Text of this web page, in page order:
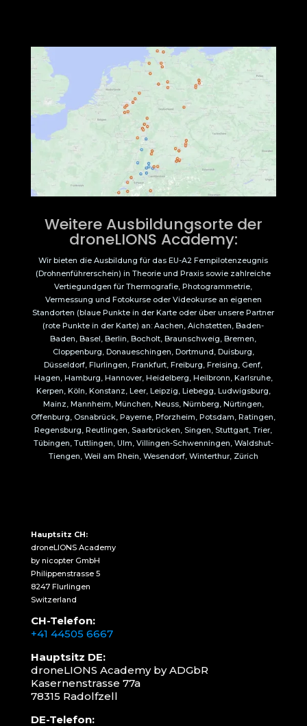
Weitere Ausbildungsorte der
droneLIONS Academy:
Wir bieten die Ausbildung für das EU-A2 Fernpilotenzeugnis
(Drohnenführerschein) in Theorie und Praxis sowie zahlreiche
Vertiegundgen für Thermografie, Photogrammetrie,
Vermessung und Fotokurse oder Videokurse an eigenen
Standorten (blaue Punkte in der Karte oder über unsere Partner
(rote Punkte in der Karte) an: Aachen, Aichstetten, Baden-
Baden, Basel, Berlin, Bocholt, Braunschweig, Bremen,
Cloppenburg, Donaueschingen, Dortmund, Duisburg,
Düsseldorf, Flurlingen, Frankfurt, Freiburg, Freising, Genf,
Hagen, Hamburg, Hannover, Heidelberg, Heilbronn, Karlsruhe,
Kerpen, Köln, Konstanz, Leer, Leipzig, Liebegg, Ludwigsburg,
Mainz, Mannheim, München, Neuss, Nürnberg, Nürtingen,
Offenburg, Osnabrück, Payerne, Pforzheim, Potsdam, Ratingen,
Regensburg, Reutlingen, Saarbrücken, Singen, Stuttgart, Trier,
Tübingen, Tuttlingen, Ulm, Villingen-Schwenningen, Waldshut-
Tiengen, Weil am Rhein, Wesendorf, Winterthur, Zürich
Hauptsitz CH:
droneLIONS Academy
by nicopter GmbH
Philippenstrasse 5
8247 Flurlingen
Switzerland
CH-Telefon:
+41 44505 6667
Hauptsitz DE:
droneLIONS Academy by ADGbR
Kasernenstrasse 77a
78315 Radolfzell
DE-Telefon: